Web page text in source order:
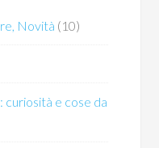
Novità (10)
e cose da